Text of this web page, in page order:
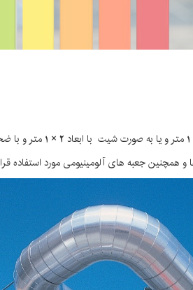
جعبه های آلومینیومی مورد استفاده